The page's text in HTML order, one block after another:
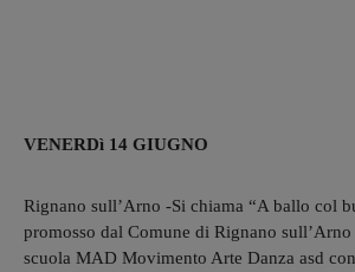
VENERDì 14 GIUGNO
Rignano sull’Arno -Si chiama “A ballo col
promosso dal Comune di Rignano
scuola MAD Movimento Arte Danza asd